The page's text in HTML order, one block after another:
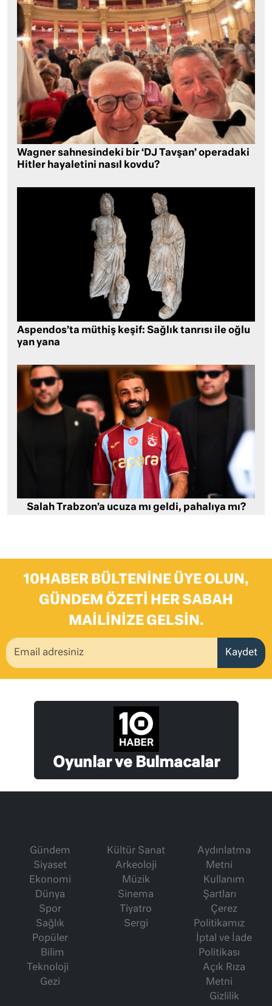
Wagner sahnesindeki bir ‘DJ Tavşan’ operadaki
Hitler hayaletini nasıl kovdu?
Aspendos’ta müthiş keşif: Sağlık tanrısı ile oğlu
yan yana
Salah Trabzon’a ucuza mı geldi, pahalıya mı?
10HABER BÜLTENINE ÜYE OLUN,
GÜNDEM ÖZETI HER SABAH
MAILINIZE GELSIN.
Kaydet
Oyunlar ve Bulmacalar
Gündem
Siyaset
Ekonomi
Dünya
Spor
Sağlık
Popüler
Bilim
Teknoloji
Gezi
Kültür Sanat
Arkeoloji
Müzik
Sinema
Tiyatro
Sergi
Aydınlatma
Metni
Kullanım
Şartları
Çerez
Politikamız
İptal ve İade
Politikası
Açık Rıza
Metni
Gizlilik